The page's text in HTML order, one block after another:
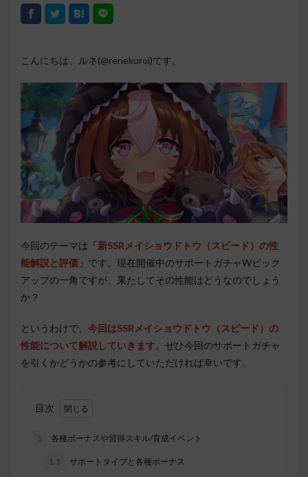
こんにちは、ルネ(@renekuroi)です。
今回のテーマは 「新SSRメイショウドトウ（スピード）の性
能解説と評価」 です。現在開催中のサポートガチャWピック
アップの一角ですが、果たしてその性能はどうなのでしょう
か？
というわけで、 今回はSSRメイショウドトウ（スピード）の
性能について解説していきます。ぜひ今回のサポートガチャ
を引くかどうかの参考にしていただければ幸いです。
目次
1 各種ボーナスや習得スキル/育成イベント
1.1 サポートタイプと各種ボーナス